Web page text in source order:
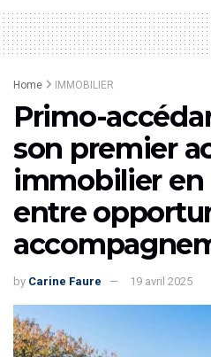
Home IMMOBILIER
Primo-
son premier
immobilier en
entre
by Carine Faure 19 avril 2025